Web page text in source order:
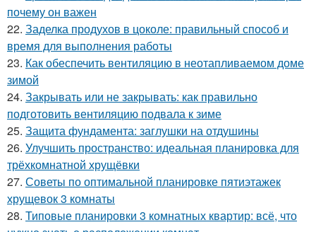
почему он важен
22. Заделка продухов в цоколе: правильный способ и
время для выполнения работы
23. Как обеспечить вентиляцию в неотапливаемом доме
зимой
24. Закрывать или не закрывать: как правильно
подготовить вентиляцию подвала к зиме
25. Защита фундамента: заглушки на отдушины
26. Улучшить пространство: идеальная планировка для
трёхкомнатной хрущёвки
27. Советы по оптимальной планировке пятиэтажек
хрущевок 3 комнаты
28. Типовые планировки 3 комнатных квартир: всё, что